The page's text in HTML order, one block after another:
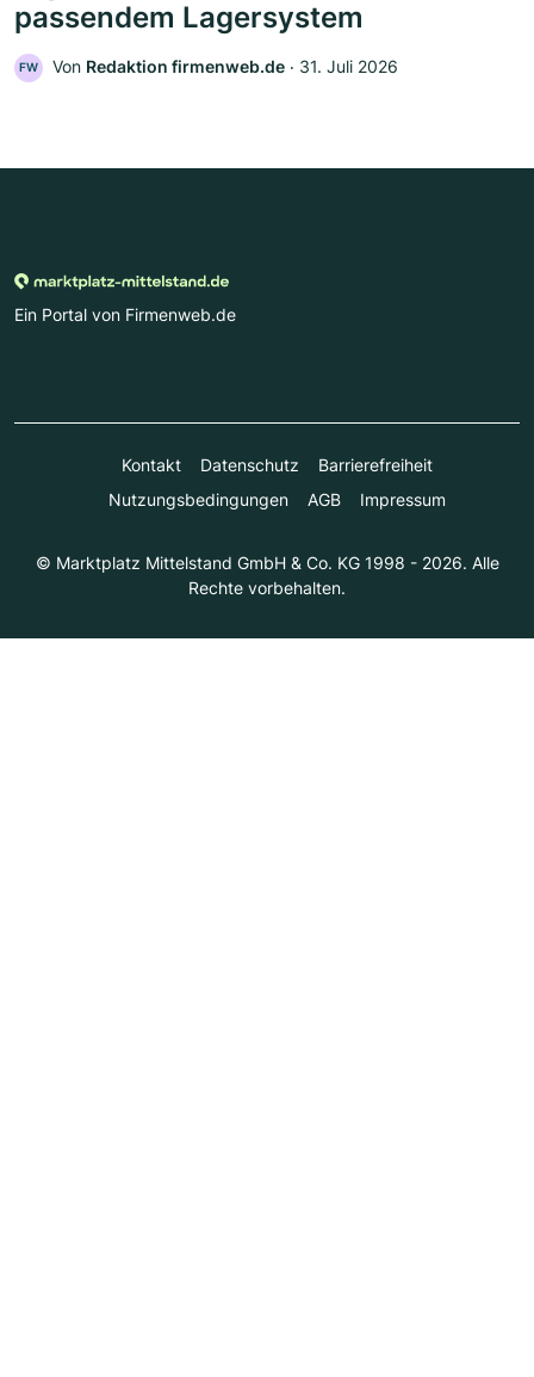
passendem Lagersystem
FW Von Redaktion firmenweb.de ‧ 31. Juli 2026
Ein Portal von Firmenweb.de
Kontakt Datenschutz
Barrierefreiheit
Nutzungsbedingungen
AGB Impressum
© Marktplatz Mittelstand GmbH & Co. KG 1998 - 2026. Alle
Rechte vorbehalten.